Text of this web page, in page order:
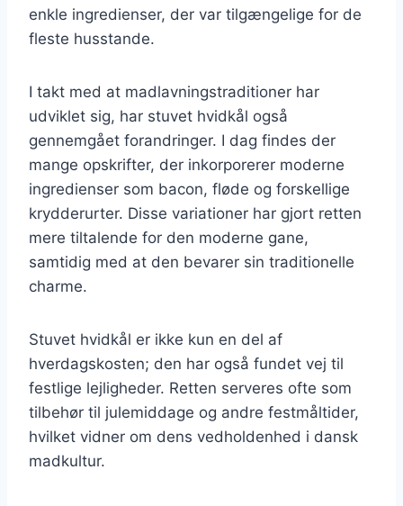
enkle ingredienser, der var tilgængelige for de
fleste husstande.
I takt med at madlavningstraditioner har
udviklet sig, har stuvet hvidkål også
gennemgået forandringer. I dag findes der
mange opskrifter, der inkorporerer moderne
ingredienser som bacon, fløde og forskellige
krydderurter. Disse variationer har gjort retten
mere tiltalende for den moderne gane,
samtidig med at den bevarer sin traditionelle
charme.
Stuvet hvidkål er ikke kun en del af
hverdagskosten; den har også fundet vej til
festlige lejligheder. Retten serveres ofte som
tilbehør til julemiddage og andre festmåltider,
hvilket vidner om dens vedholdenhed i dansk
madkultur.